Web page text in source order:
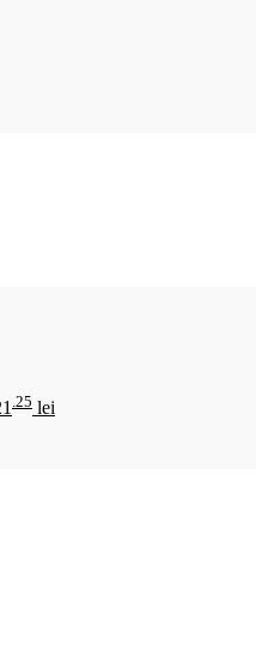
.25 lei